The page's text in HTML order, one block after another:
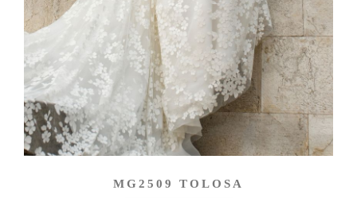
MG2509 TOLOSA